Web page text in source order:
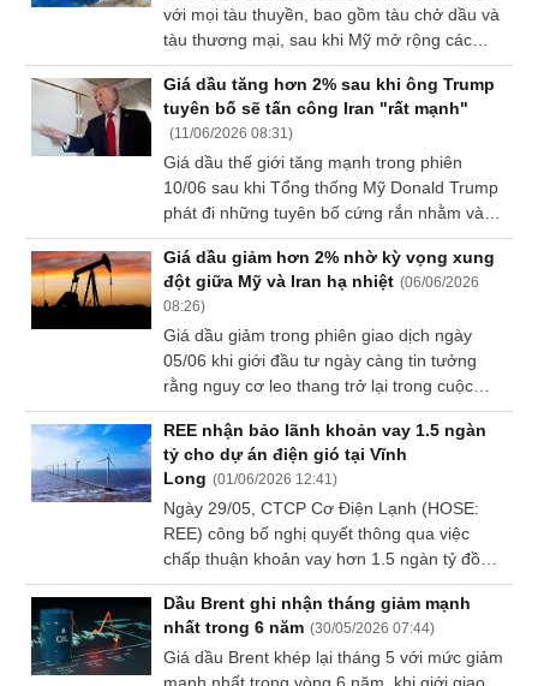
với mọi tàu thuyền, bao gồm tàu chở dầu và
tàu thương mại, sau khi Mỹ mở rộng các
cuộc tấn công nhằm vào các mục tiêu của
Tehran.
Giá dầu tăng hơn 2% sau khi ông Trump
tuyên bố sẽ tấn công Iran "rất mạnh"
(11/06/2026 08:31)
Giá dầu thế giới tăng mạnh trong phiên
10/06 sau khi Tổng thống Mỹ Donald Trump
phát đi những tuyên bố cứng rắn nhằm vào
Iran, làm dấy lên lo ngại xung đột tại Trung
Đông có thể leo thang trở lại.
Giá dầu giảm hơn 2% nhờ kỳ vọng xung
đột giữa Mỹ và Iran hạ nhiệt (06/06/2026
08:26)
Giá dầu giảm trong phiên giao dịch ngày
05/06 khi giới đầu tư ngày càng tin tưởng
rằng nguy cơ leo thang trở lại trong cuộc
xung đột giữa Mỹ và Iran đang giảm bớt.
REE nhận bảo lãnh khoản vay 1.5 ngàn
tỷ cho dự án điện gió tại Vĩnh
Long (01/06/2026 12:41)
Ngày 29/05, CTCP Cơ Điện Lạnh (HOSE:
REE) công bố nghị quyết thông qua việc
chấp thuận khoản vay hơn 1.5 ngàn tỷ đồng
cho dự án Nhà máy Điện gió V1-3 giai đoạn
2.
Dầu Brent ghi nhận tháng giảm mạnh
nhất trong 6 năm (30/05/2026 07:44)
Giá dầu Brent khép lại tháng 5 với mức giảm
tạo
tư
chính